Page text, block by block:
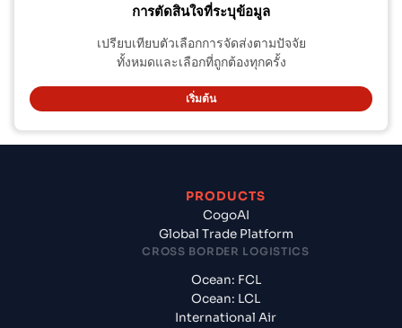
การตัดสินใจที่ระบุข้อมูล
เปรียบเทียบตัวเลือกการจัดส่งตามปัจจัย
ทั้งหมดและเลือกที่ถูกต้องทุกครั้ง
เริ่มต้น
PRODUCTS
CogoAI
Global Trade Platform
CROSS BORDER LOGISTICS
Ocean: FCL
Ocean: LCL
International Air